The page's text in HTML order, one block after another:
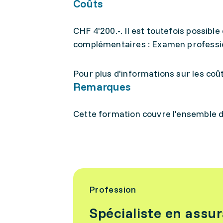
Coûts
CHF 4'200.-. Il est toutefois
complémentaires : Examen
Pour plus d'informations sur les
Remarques
Cette formation couvre l'ensemble
Profession
Spécialiste en